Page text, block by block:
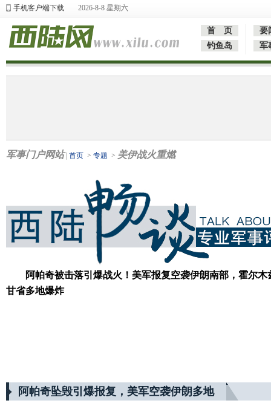
手机客户端下载 2026-8-8 星期六
首 页
钓鱼岛
要
军
军事门户网站| 首页 > 专题 > 美伊战火重燃
阿帕奇被击落引爆战火！美军报复空袭伊朗南部，霍尔木
甘省多地爆炸
阿帕奇坠毁引爆报复，美军空袭伊朗多地